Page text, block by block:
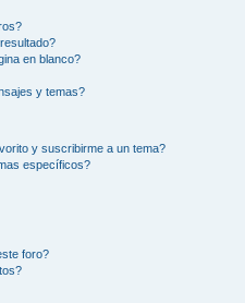
en blanco?
y temas?
y suscribirme a un tema?
específicos?
foro?